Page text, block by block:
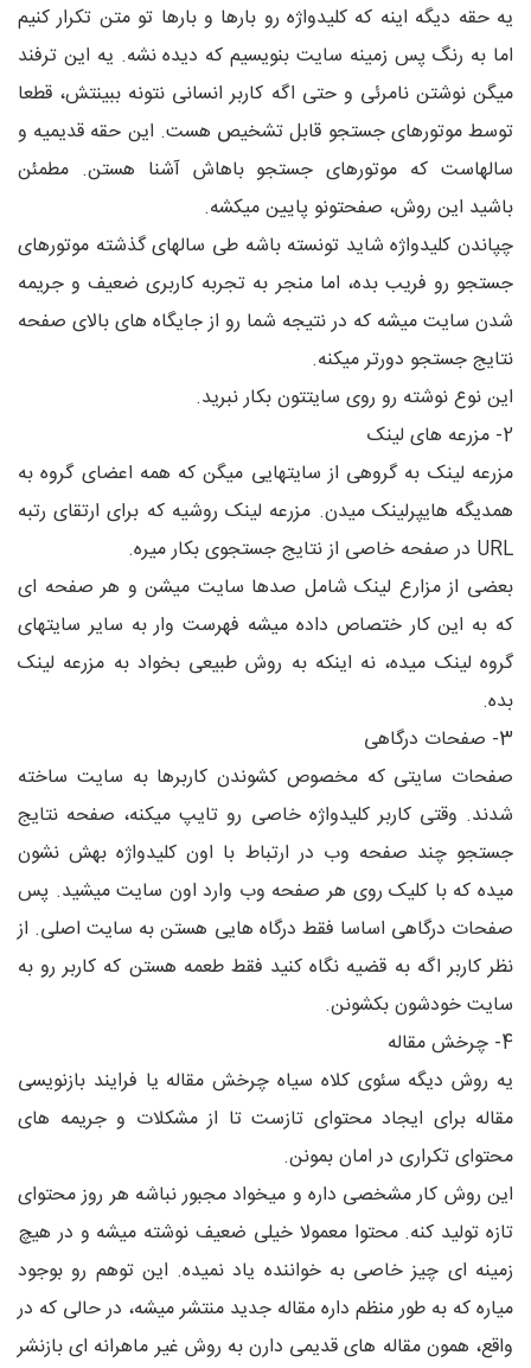
یه حقه دیگه اینه که کلیدواژه رو بارها و بارها تو متن تکرار کنیم
اما به رنگ پس زمینه سایت بنویسیم که دیده نشه. یه این ترفند
میگن نوشتن نامرئی و حتی اگه کاربر انسانی نتونه ببینتش، قطعا
توسط موتورهای جستجو قابل تشخیص هست. این حقه قدیمیه و
سالهاست که موتورهای جستجو باهاش آشنا هستن. مطمئن
باشید این روش، صفحتونو پایین میکشه.
چپاندن کلیدواژه شاید تونسته باشه طی سالهای گذشته موتورهای
جستجو رو فریب بده، اما منجر به تجربه کاربری ضعیف و جریمه
شدن سایت میشه که در نتیجه شما رو از جایگاه های بالای صفحه
نتایج جستجو دورتر میکنه.
این نوع نوشته رو روی سایتتون بکار نبرید.
2- مزرعه های لینک
مزرعه لینک به گروهی از سایتهایی میگن که همه اعضای گروه به
همدیگه هایپرلینک میدن. مزرعه لینک روشیه که برای ارتقای رتبه
URL در صفحه خاصی از نتایج جستجوی بکار میره.
بعضی از مزارع لینک شامل صدها سایت میشن و هر صفحه ای
که به این کار ختصاص داده میشه فهرست وار به سایر سایتهای
گروه لینک میده، نه اینکه به روش طبیعی بخواد به مزرعه لینک
بده.
3- صفحات درگاهی
صفحات سایتی که مخصوص کشوندن کاربرها به سایت ساخته
شدند. وقتی کاربر کلیدواژه خاصی رو تایپ میکنه، صفحه نتایج
جستجو چند صفحه وب در ارتباط با اون کلیدواژه بهش نشون
میده که با کلیک روی هر صفحه وب وارد اون سایت میشید. پس
صفحات درگاهی اساسا فقط درگاه هایی هستن به سایت اصلی. از
نظر کاربر اگه به قضیه نگاه کنید فقط طعمه هستن که کاربر رو به
سایت خودشون بکشونن.
4- چرخش مقاله
یه روش دیگه سئوی کلاه سیاه چرخش مقاله یا فرایند بازنویسی
مقاله برای ایجاد محتوای تازست تا از مشکلات و جریمه های
محتوای تکراری در امان بمونن.
این روش کار مشخصی داره و میخواد مجبور نباشه هر روز محتوای
تازه تولید کنه. محتوا معمولا خیلی ضعیف نوشته میشه و در هیچ
زمینه ای چیز خاصی به خواننده یاد نمیده. این توهم رو بوجود
میاره که به طور منظم داره مقاله جدید منتشر میشه، در حالی که در
واقع، همون مقاله های قدیمی دارن به روش غیر ماهرانه ای بازنشر